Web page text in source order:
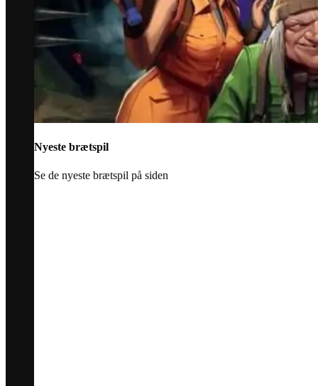
Nyeste brætspil
Se de nyeste brætspil på siden